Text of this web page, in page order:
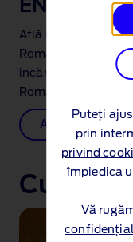
Puteți
prin
privind
împiedica
Vă
ENGIE
Află mai multe
Romania SA pentru
încărcătoare EV
România.
Află mai multe
Cum să